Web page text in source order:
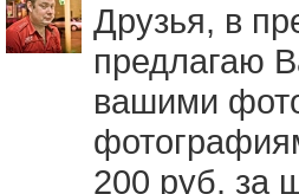
Друзья, в
предлагаю
вашими
200 руб. за